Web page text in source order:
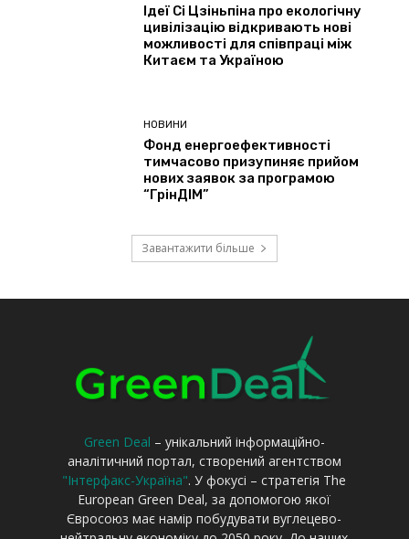
Green Deal – унікальний інформаційно-
аналітичний портал, створений агентством
"Інтерфакс-Україна". У фокусі – стратегія The
European Green Deal, за допомогою якої
Євросоюз має намір побудувати вуглецево-